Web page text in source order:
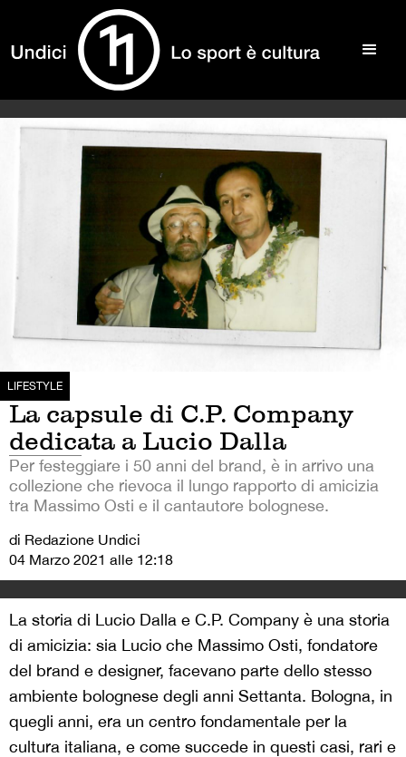
LIFESTYLE
La capsule di C.P. Company
dedicata a Lucio Dalla
Per festeggiare i 50 anni del brand, è in arrivo una
collezione che rievoca il lungo rapporto di amicizia
tra Massimo Osti e il cantautore bolognese.
di Redazione Undici
04 Marzo 2021 alle 12:18
La storia di Lucio Dalla e C.P. Company è una storia
di amicizia: sia Lucio che Massimo Osti, fondatore
del brand e designer, facevano parte dello stesso
ambiente bolognese degli anni Settanta. Bologna, in
quegli anni, era un centro fondamentale per la
cultura italiana, e come succede in questi casi, rari e